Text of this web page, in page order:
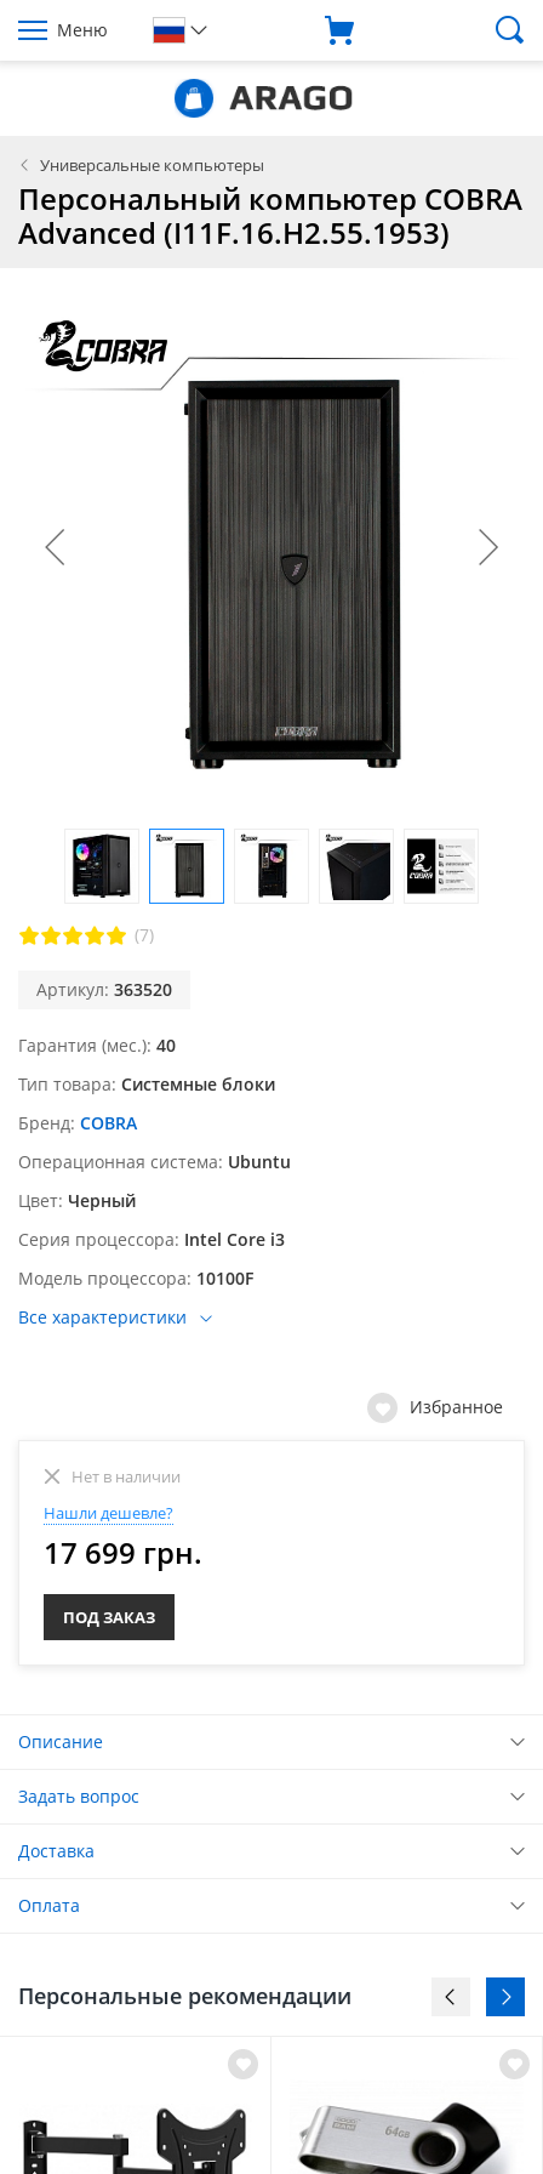
Меню
Универсальные компьютеры
Персональный компьютер COBRA
Advanced (I11F.16.H2.55.1953)
(7)
Артикул: 363520
Гарантия (мес.) 40
Тип товара Системные блоки
Бренд COBRA
Операционная система Ubuntu
Цвет Черный
Серия процессора Intel Core i3
Модель процессора 10100F
Все характеристики
Избранное
Нет в наличии
Нашли дешевле?
17 699 грн.
ПОД ЗАКАЗ
Описание
Задать вопрос
Доставка
Оплата
Персональные рекомендации